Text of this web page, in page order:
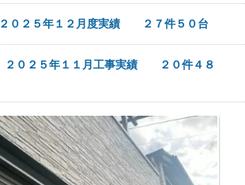
２０２５年１２月度実績 ２７件５０台
２０２５年１１月工事実績 ２０件４８